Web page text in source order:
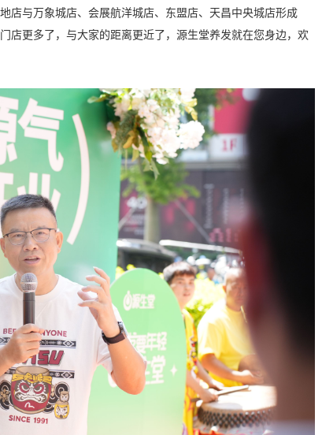
店与万象城店、会展航洋城店、东盟店、天昌中央城店形成
店更多了，与大家的距离更近了，源生堂养发就在您身边，欢